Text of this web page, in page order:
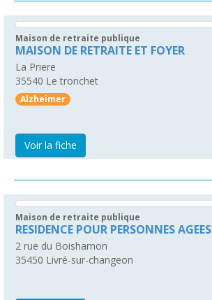
Maison de retraite publique
MAISON DE RETRAITE ET FOYER
La Priere
35540 Le tronchet
Alzheimer
Voir la fiche
Maison de retraite publique
RESIDENCE POUR PERSONNES AGEES
2 rue du Boishamon
35450 Livré-sur-changeon